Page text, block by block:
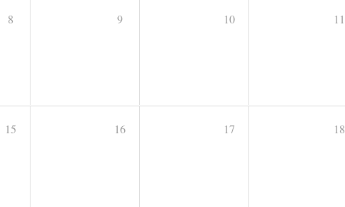
8 9 10 11
15 16 17 18